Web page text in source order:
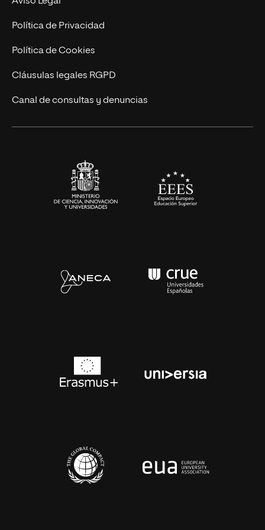
Marketing y Comunicación
Ingeniería
Diseño
Ciencias de la Salud
Política de Privacidad
Política de Cookies
Cláusulas legales RGPD
Canal de consultas y denuncias